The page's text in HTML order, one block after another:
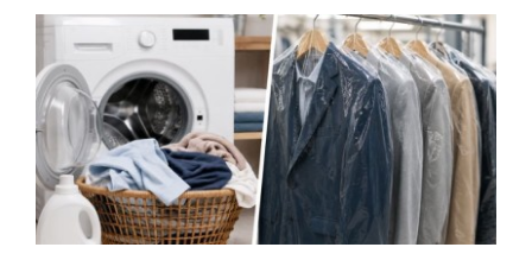
View
Larger
Image